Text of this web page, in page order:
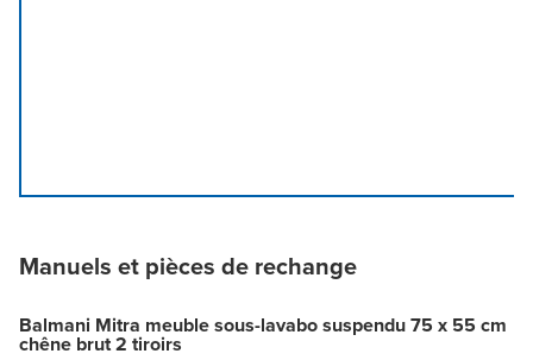
Manuels et pièces de rechange
Balmani Mitra meuble sous-lavabo suspendu 75 x 55 cm
chêne brut 2 tiroirs